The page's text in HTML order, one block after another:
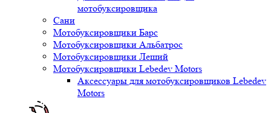
мотобуксировщика
Сани
Мотобуксировщики Барс
Мотобуксировщики Альбатрос
Мотобуксировщики Леший
Мотобуксировщики Lebedev Motors
Аксессуары для мотобуксировщиков Lebedev
Motors